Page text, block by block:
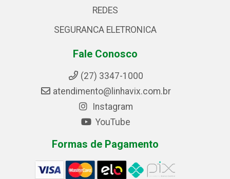
REDES
SEGURANCA ELETRONICA
Fale Conosco
(27) 3347-1000
atendimento@linhavix.com.br
Instagram
YouTube
Formas de Pagamento